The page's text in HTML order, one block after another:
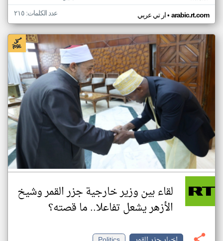
ار تي عربي• arabic.rt.com عدد الكلمات: ٢١٥
لقاء بين وزير خارجية جزر القمر وشيخ
الأزهر يشعل تفاعلا.. ما قصته؟